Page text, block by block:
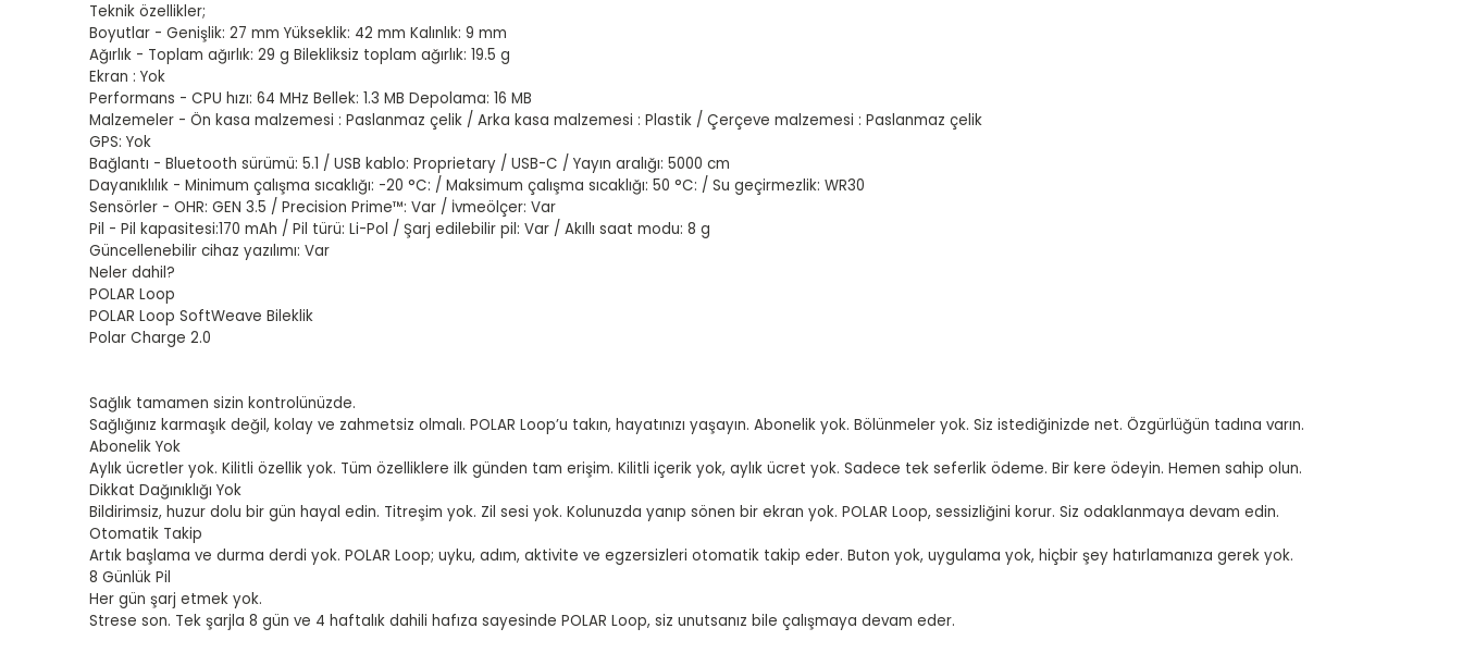
Teknik özellikler;
Boyutlar - Genişlik: 27 mm Yükseklik: 42 mm Kalınlık: 9 mm
Ağırlık - Toplam ağırlık: 29 g Bilekliksiz toplam ağırlık: 19.5 g
Ekran : Yok
Performans - CPU hızı: 64 MHz Bellek: 1.3 MB Depolama: 16 MB
Malzemeler - Ön kasa malzemesi : Paslanmaz çelik / Arka kasa malzemesi : Plastik / Çerçeve malzemesi : Paslanmaz çelik
GPS: Yok
Bağlantı - Bluetooth sürümü: 5.1 / USB kablo: Proprietary / USB-C / Yayın aralığı: 5000 cm
Dayanıklılık - Minimum çalışma sıcaklığı: -20 °C: / Maksimum çalışma sıcaklığı: 50 °C: / Su geçirmezlik: WR30
Sensörler - OHR: GEN 3.5 / Precision Prime™: Var / İvmeölçer: Var
Pil - Pil kapasitesi:170 mAh / Pil türü: Li-Pol / Şarj edilebilir pil: Var / Akıllı saat modu: 8 g
Güncellenebilir cihaz yazılımı: Var
Neler dahil?
POLAR Loop
POLAR Loop SoftWeave Bileklik
Polar Charge 2.0
Sağlık tamamen sizin kontrolünüzde.
Sağlığınız karmaşık değil, kolay ve zahmetsiz olmalı. POLAR Loop’u takın, hayatınızı yaşayın. Abonelik yok. Bölünmeler yok. Siz istediğinizde net. Özgürlüğün tadına varın.
Abonelik Yok
Aylık ücretler yok. Kilitli özellik yok. Tüm özelliklere ilk günden tam erişim. Kilitli içerik yok, aylık ücret yok. Sadece tek seferlik ödeme. Bir kere ödeyin. Hemen sahip olun.
Dikkat Dağınıklığı Yok
Bildirimsiz, huzur dolu bir gün hayal edin. Titreşim yok. Zil sesi yok. Kolunuzda yanıp sönen bir ekran yok. POLAR Loop, sessizliğini korur. Siz odaklanmaya devam edin.
Otomatik Takip
Artık başlama ve durma derdi yok. POLAR Loop; uyku, adım, aktivite ve egzersizleri otomatik takip eder. Buton yok, uygulama yok, hiçbir şey hatırlamanıza gerek yok.
8 Günlük Pil
Her gün şarj etmek yok.
Strese son. Tek şarjla 8 gün ve 4 haftalık dahili hafıza sayesinde POLAR Loop, siz unutsanız bile çalışmaya devam eder.